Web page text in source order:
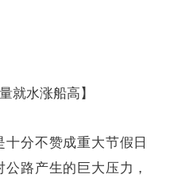
就水涨船高】
分不赞成重大节假日
路产生的巨大压力，